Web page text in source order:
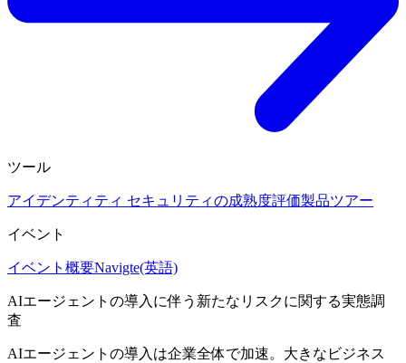
ツール
アイデンティティ セキュリティの成熟度評価製品ツアー
イベント
イベント概要Navigte(英語)
AIエージェントの導入に伴う新たなリスクに関する実態調
査
AIエージェントの導入は企業全体で加速。大きなビジネス